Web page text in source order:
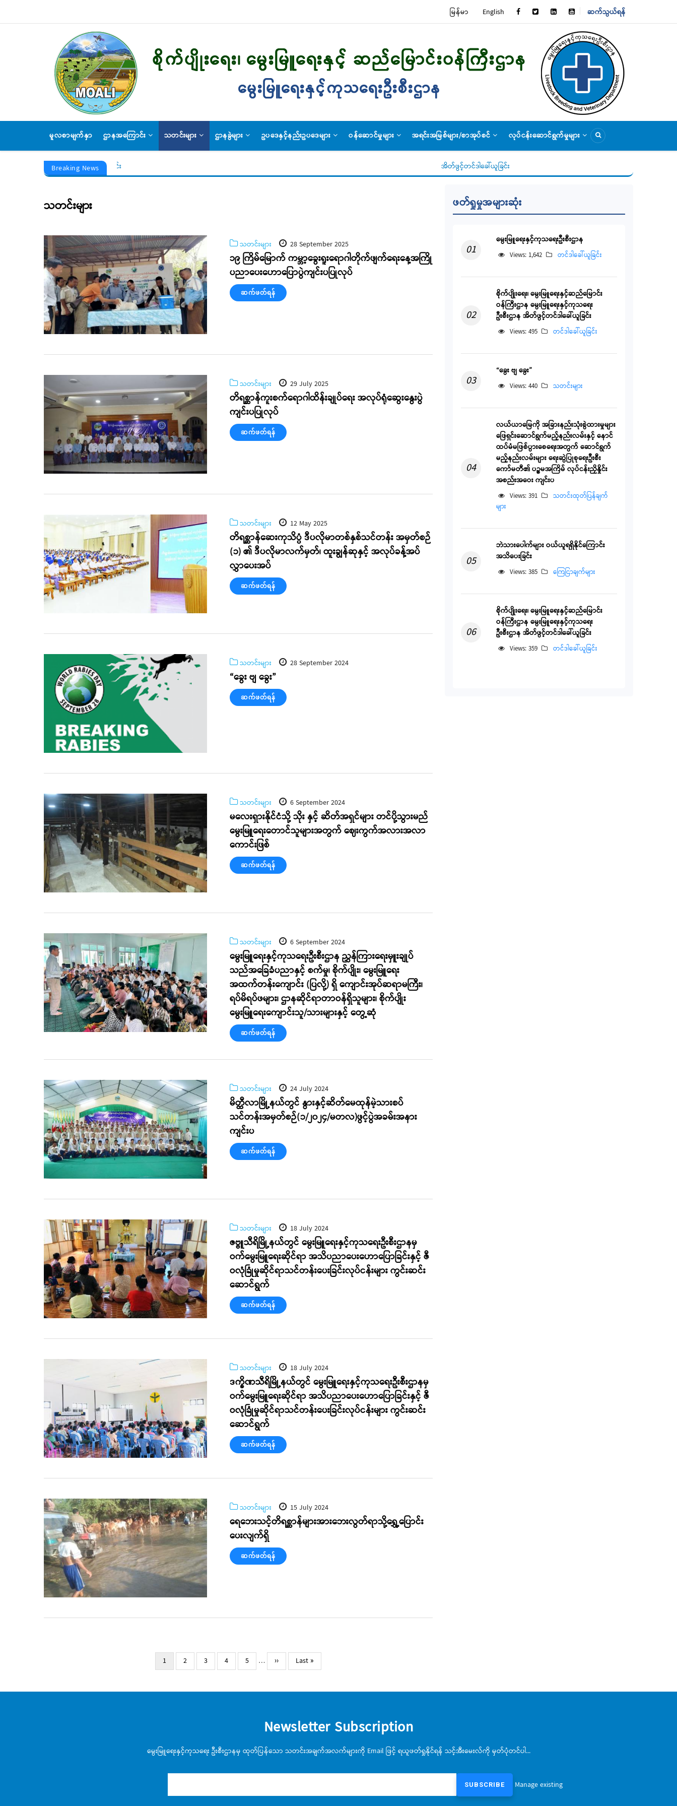
TOP
MENU
ဆက်သွယ်ရန်
မြန်မာ English
MAIN
NAVIGATION
မူလစာမျက်နှာ ဌာနအကြောင်း သတင်းများ ဌာနခွဲများ ဥပဒေနှင့်နည်းဥပဒေများ ဝန်ဆောင်မှုများ အရင်းအမြစ်များ/စာအုပ်စင် လုပ်ငန်းဆောင်ရွက်မှုများ
Breaking News
သတင်းများ
သတင်းများ 28 September 2025
၁၉ ကြိမ်မြောက် ကမ္ဘာ့ခွေးရူးရောဂါတိုက်ဖျက်ရေးနေ့အကြို
ပညာပေးဟောပြောပွဲကျင်းပပြုလုပ်
ဆက်ဖတ်ရန်
သတင်းများ 29 July 2025
တိရစ္ဆာန်ကူးစက်ရောဂါထိန်းချုပ်ရေး အလုပ်ရုံဆွေးနွေးပွဲ
ကျင်းပပြုလုပ်
ဆက်ဖတ်ရန်
သတင်းများ 12 May 2025
တိရစ္ဆာန်ဆေးကုသိပ္ပံ ဒီပလိုမာတစ်နှစ်သင်တန်း အမှတ်စဉ်
(၁) ၏ ဒီပလိုမာလက်မှတ်၊ ထူးချွန်ဆုနှင့် အလုပ်ခန့်အပ်
လွှာပေးအပ်
ဆက်ဖတ်ရန်
သတင်းများ 28 September 2024
“ခွေး ဗျ ခွေး”
ဆက်ဖတ်ရန်
သတင်းများ 6 September 2024
မလေးရှားနိုင်ငံသို့ သိုး နှင့် ဆိတ်အရှင်များ တင်ပို့သွားမည်
မွေးမြူရေးတောင်သူများအတွက် ဈေးကွက်အလားအလာ
ကောင်းဖြစ်
ဆက်ဖတ်ရန်
သတင်းများ 6 September 2024
မွေးမြူရေးနှင့်ကုသရေးဦးစီးဌာန ညွှန်ကြားရေးမှူးချုပ်
သည်အခြေခံပညာနှင့် စက်မှု၊ စိုက်ပျိုး၊ မွေးမြူရေး
အထက်တန်းကျောင်း (ပြလို့) ရှိ ကျောင်းအုပ်ဆရာမကြီး၊
ရပ်မိရပ်ဖများ၊ ဌာနဆိုင်ရာတာဝန်ရှိသူများ၊ စိုက်ပျိုး
မွေးမြူရေးကျောင်းသူ/သားများနှင့် တွေ့ဆုံ
ဆက်ဖတ်ရန်
သတင်းများ 24 July 2024
မိတ္ထီလာမြို့နယ်တွင် နွားနှင့်ဆိတ်မေထုန်မဲ့သားစပ်
သင်တန်းအမှတ်စဉ်(၁/၂၀၂၄/မတလ)ဖွင့်ပွဲအခမ်းအနား
ကျင်းပ
ဆက်ဖတ်ရန်
သတင်းများ 18 July 2024
ဇဗ္ဗူသီရိမြို့နယ်တွင် မွေးမြူရေးနှင့်ကုသရေးဦးစီးဌာနမှ
ဝက်မွေးမြူရေးဆိုင်ရာ အသိပညာပေးဟောပြောခြင်းနှင့် ဇီ
ဝလုံခြုံမှုဆိုင်ရာသင်တန်းပေးခြင်းလုပ်ငန်းများ ကွင်းဆင်း
ဆောင်ရွက်
ဆက်ဖတ်ရန်
သတင်းများ 18 July 2024
ဒက္ခိဏသီရိမြို့နယ်တွင် မွေးမြူရေးနှင့်ကုသရေးဦးစီးဌာနမှ
ဝက်မွေးမြူရေးဆိုင်ရာ အသိပညာပေးဟောပြောခြင်းနှင့် ဇီ
ဝလုံခြုံမှုဆိုင်ရာသင်တန်းပေးခြင်းလုပ်ငန်းများ ကွင်းဆင်း
ဆောင်ရွက်
ဆက်ဖတ်ရန်
သတင်းများ 15 July 2024
ရေဘေးသင့်တိရစ္ဆာန်များအားဘေးလွတ်ရာသို့ရွှေ့ပြောင်း
ပေးလျက်ရှိ
ဆက်ဖတ်ရန်
Current
page
1 Page
2 Page
3 Page
4 Page
5 …
Next
page
››
Last
page
Last »
ဖတ်ရှုမှုအများဆုံး
01
မွေးမြူရေးနှင့်ကုသရေးဦးစီးဌာန
Views: 1,642 တင်ဒါခေါ်ယူခြင်း
02
စိုက်ပျိုးရေး၊ မွေးမြူရေးနှင့်ဆည်မြောင်း
ဝန်ကြီးဌာန မွေးမြူရေးနှင့်ကုသရေး
ဦးစီးဌာန အိတ်ဖွင့်တင်ဒါခေါ်ယူခြင်း
Views: 495 တင်ဒါခေါ်ယူခြင်း
03
“ခွေး ဗျ ခွေး”
Views: 440 သတင်းများ
04
လယ်ယာမြေကို အခြားနည်းသုံးစွဲထားမှုများ
ဖြေရှင်းဆောင်ရွက်မည့်နည်းလမ်းနှင့် နောင်
ထပ်မံမဖြစ်ပွားစေရေးအတွက် ဆောင်ရွက်
မည့်နည်းလမ်းများ ရေးဆွဲပြုစုရေးဦးစီး
ကော်မတီ၏ ပဉ္စမအကြိမ် လုပ်ငန်းညှိနှိုင်း
အစည်းအဝေး ကျင်းပ
Views: 391
သတင်းထုတ်ပြန်ချက်
များ
05
ဘဲသားပေါက်များ ဝယ်ယူရရှိနိုင်ကြောင်း
အသိပေးခြင်း
Views: 385 ကြေငြာချက်များ
06
စိုက်ပျိုးရေး၊ မွေးမြူရေးနှင့်ဆည်မြောင်း
ဝန်ကြီးဌာန မွေးမြူရေးနှင့်ကုသရေး
ဦးစီးဌာန အိတ်ဖွင့်တင်ဒါခေါ်ယူခြင်း
Views: 359 တင်ဒါခေါ်ယူခြင်း
Newsletter Subscription
မွေးမြူရေးနှင့်ကုသရေး ဦးစီးဌာနမှ ထုတ်ပြန်သော သတင်းအချက်အလက်များကို Email ဖြင့် ရယူဖတ်ရှုနိုင်ရန် သင့်အီးမေးလ်ကို မှတ်ပုံတင်ပါ...
Manage existing